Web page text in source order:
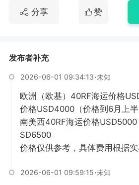
分享 赞
发布者补充
2026-06-01 09:34:13·未知
欧洲（欧基）40RF海运价格
价格USD4000（价格到6月上半
南美西40RF海运价格
SD6500
价格仅供参考，具体费用根据
2026-06-01 09:59:15·未知